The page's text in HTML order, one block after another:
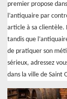
premier propose
l’antiquaire par
article à sa clientèle.
tandis que
de pratiquer son
sérieux, adressez
dans la ville de Saint